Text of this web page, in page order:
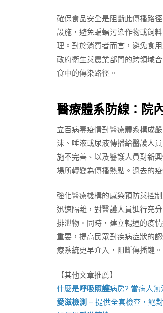
確保食品安全是阻斷此傳播路
設施，避免蝙蝠污染作物或飼
理。對於消費者而言，避免食
政府衛生與農業部門的跨領域
食中的傳染路徑。
醫療體系防線：院
立百病毒疫情對醫療體系構成
沫、唾液或尿液傳播給醫護人
施不完善、以及醫護人員對新
場所轉變為傳播熱點。過去的
強化醫療機構的感染預防與控
迅速隔離，對醫護人員進行充
排泄物。同時，建立暢通的疫
重要，提高民眾對疾病症狀的
療系統更早介入，阻斷傳播鏈。
【其他文章推薦】
什麼是呼吸照護病房? 當病人
愛滋檢測 – 提供全套檢查，絕